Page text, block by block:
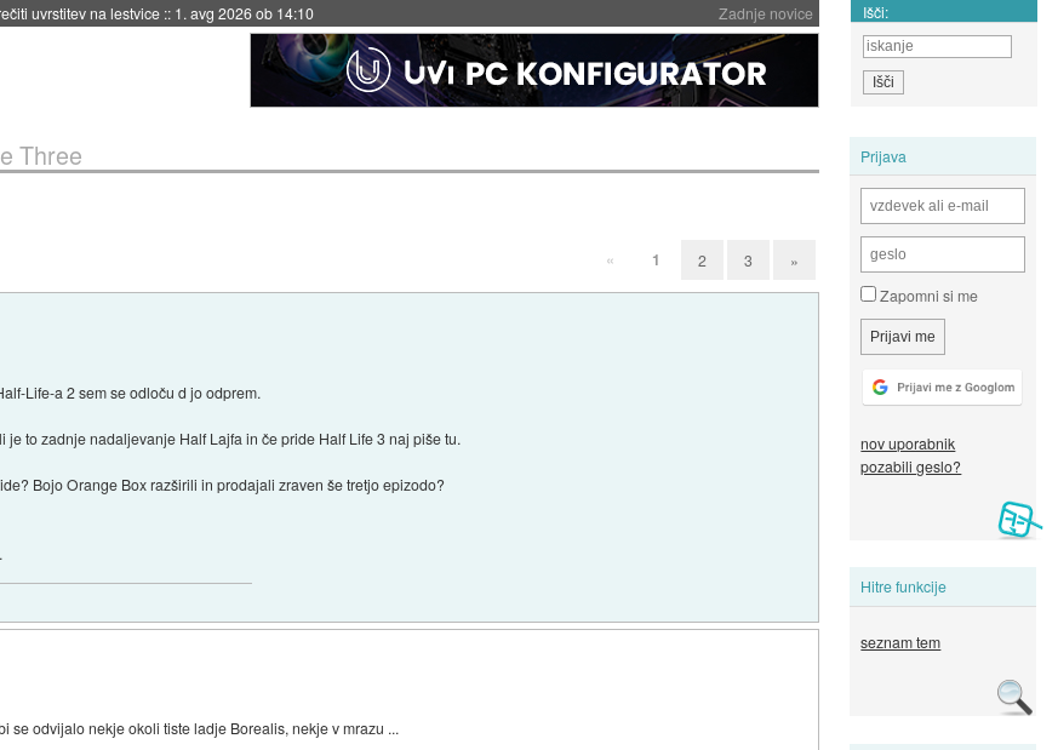
Zadnje novice
uvrstitev na lestvice :: 1. avg 2026 ob 14:10 Išči:
Prijava
Zapomni si me
nov uporabnik
pozabili geslo?
Hitre funkcije
seznam tem
Three
« 1 2 3 »
Life-a 2 sem se odloču d jo odprem.
to zadnje nadaljevanje Half Lajfa in če pride Half Life 3 naj piše tu.
Bojo Orange Box razširili in prodajali zraven še tretjo epizodo?
se odvijalo nekje okoli tiste ladje Borealis, nekje v mrazu ...